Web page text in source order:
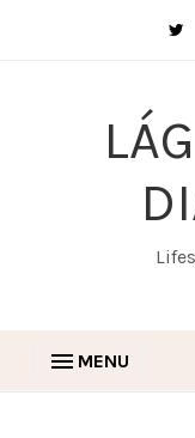
MENU